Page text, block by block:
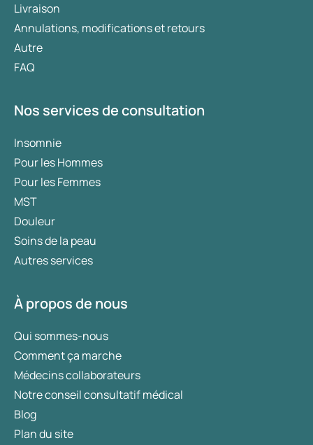
Livraison
Annulations, modifications et retours
Autre
FAQ
Nos services de consultation
Insomnie
Pour les Hommes
Pour les Femmes
MST
Douleur
Soins de la peau
Autres services
À propos de nous
Qui sommes-nous
Comment ça marche
Médecins collaborateurs
Notre conseil consultatif médical
Blog
Plan du site